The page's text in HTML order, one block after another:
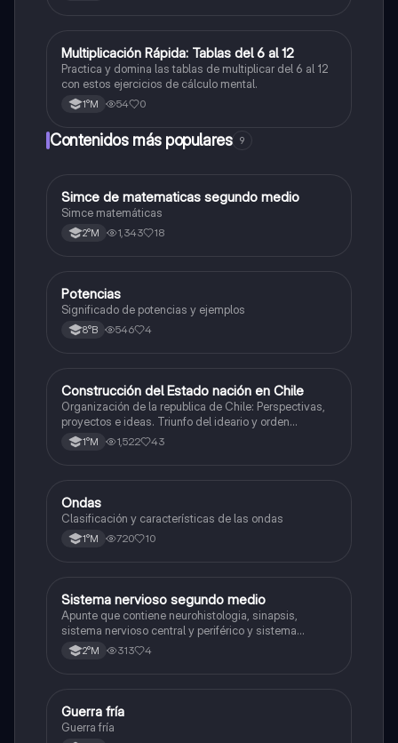
MMatemáticas
Multiplicación Rápida: Tablas del 6 al 12
Practica y domina las tablas de multiplicar del 6 al 12
con estos ejercicios de cálculo mental.
1°M 54 0
Contenidos más populares 9
Matemáticas
Simce de matematicas segundo medio
Simce matemáticas
2°M 1,343 18
Matemáticas
Potencias
Significado de potencias y ejemplos
8°B 546 4
Historia
Construcción del Estado nación en Chile
Organización de la republica de Chile: Perspectivas,
proyectos e ideas. Triunfo del ideario y orden
conservador. Constitución de 1833. "Era Portaliana"
1°M 1,522 43
Física
Ondas
Clasificación y características de las ondas
1°M 720 10
Biología
Sistema nervioso segundo medio
Apunte que contiene neurohistologia, sinapsis,
sistema nervioso central y periférico y sistema
endocrino
2°M 313 4
Historia
Guerra fría
Guerra fría